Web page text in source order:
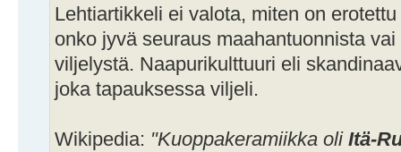
Lehtiartikkeli ei valota, miten on
onko jyvä seuraus maahantuonnista
viljelystä. Naapurikulttuuri eli
joka tapauksessa viljeli.
Wikipedia: "Kuoppakeramiikka oli Itä-